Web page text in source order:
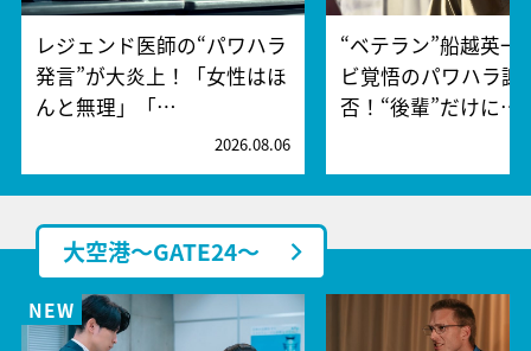
レジェンド医師の“パワハラ
発言”が大炎上！「女性はほ
んと無理」「…
2026.08.06
“ベテラン”船越英一
ビ覚悟のパワハラ謝
否！“後輩”だけに…
大空港～GATE24～